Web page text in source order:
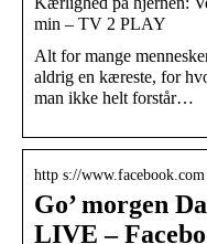
min – TV 2 PLAY
Alt for mange
aldrig en kæreste, for
man ikke helt forstår…
http s://
Go’ morgen
LIVE –